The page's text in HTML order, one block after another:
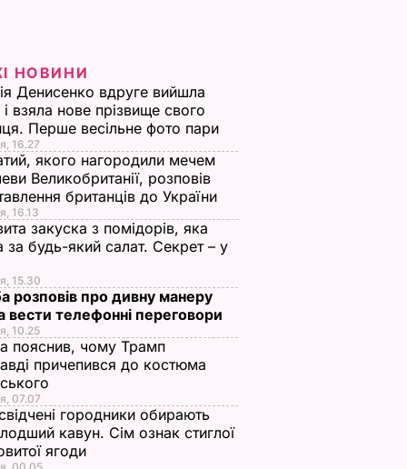
НОВИНИ
Денисенко вдруге вийшла
взяла нове прізвище свого
Перше весільне фото пари
16.27
якого нагородили мечем
Великобританії, розповів
британців до України
16.13
закуска з помідорів, яка
за будь-який салат. Секрет – у
15.30
розповів про дивну манеру
вести телефонні переговори
10.25
пояснив, чому Трамп
причепився до костюма
07.07
городники обирають
кавун. Сім ознак стиглої
ягоди